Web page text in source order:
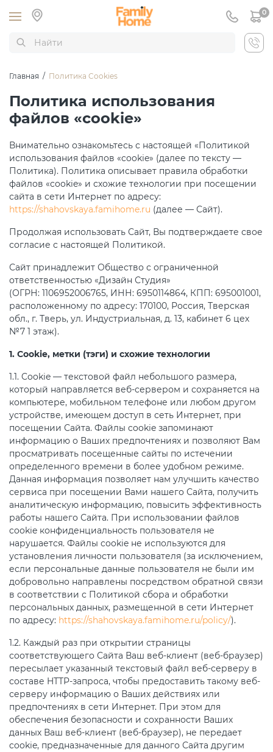
0
Главная / Политика Cookies
Политика использования
файлов «cookie»
Внимательно ознакомьтесь с настоящей «Политикой
использования файлов «cookie» (далее по тексту —
Политика). Политика описывает правила обработки
файлов «cookie» и схожие технологии при посещении
сайта в сети Интернет по адресу:
https://shahovskaya.famihome.ru (далее — Сайт).
Продолжая использовать Сайт, Вы подтверждаете свое
согласие с настоящей Политикой.
Сайт принадлежит Общество с ограниченной
ответственностью «Дизайн Студия»
(ОГРН: 1106952006765, ИНН: 6950114864, КПП: 695001001,
расположенному по адресу: 170100, Россия, Тверская
обл., г. Тверь, ул. Индустриальная, д. 13, кабинет 6 цех
№7 1 этаж).
1. Cookie, метки (тэги) и схожие технологии
1.1. Cookie — текстовой файл небольшого размера,
который направляется веб-сервером и сохраняется на
компьютере, мобильном телефоне или любом другом
устройстве, имеющем доступ в сеть Интернет, при
посещении Сайта. Файлы cookie запоминают
информацию о Ваших предпочтениях и позволяют Вам
просматривать посещенные сайты по истечении
определенного времени в более удобном режиме.
Данная информация позволяет нам улучшить качество
сервиса при посещении Вами нашего Сайта, получить
аналитическую информацию, повысить эффективность
работы нашего Сайта. При использовании файлов
cookie конфиденциальность пользователя не
нарушается. Файлы cookie не используются для
установления личности пользователя (за исключением,
если персональные данные пользователя не были им
добровольно направлены посредством обратной связи
в соответствии с Политикой сбора и обработки
персональных данных, размещенной в сети Интернет
по адресу: https://shahovskaya.famihome.ru/policy/).
1.2. Каждый раз при открытии страницы
соответствующего Сайта Ваш веб-клиент (веб-браузер)
пересылает указанный текстовый файл веб-серверу в
составе HTTP-запроса, чтобы предоставить такому веб-
серверу информацию о Ваших действиях или
предпочтениях в сети Интернет. При этом для
обеспечения безопасности и сохранности Ваших
данных Ваш веб-клиент (веб-браузер), не передает
cookie, предназначенные для данного Сайта другим